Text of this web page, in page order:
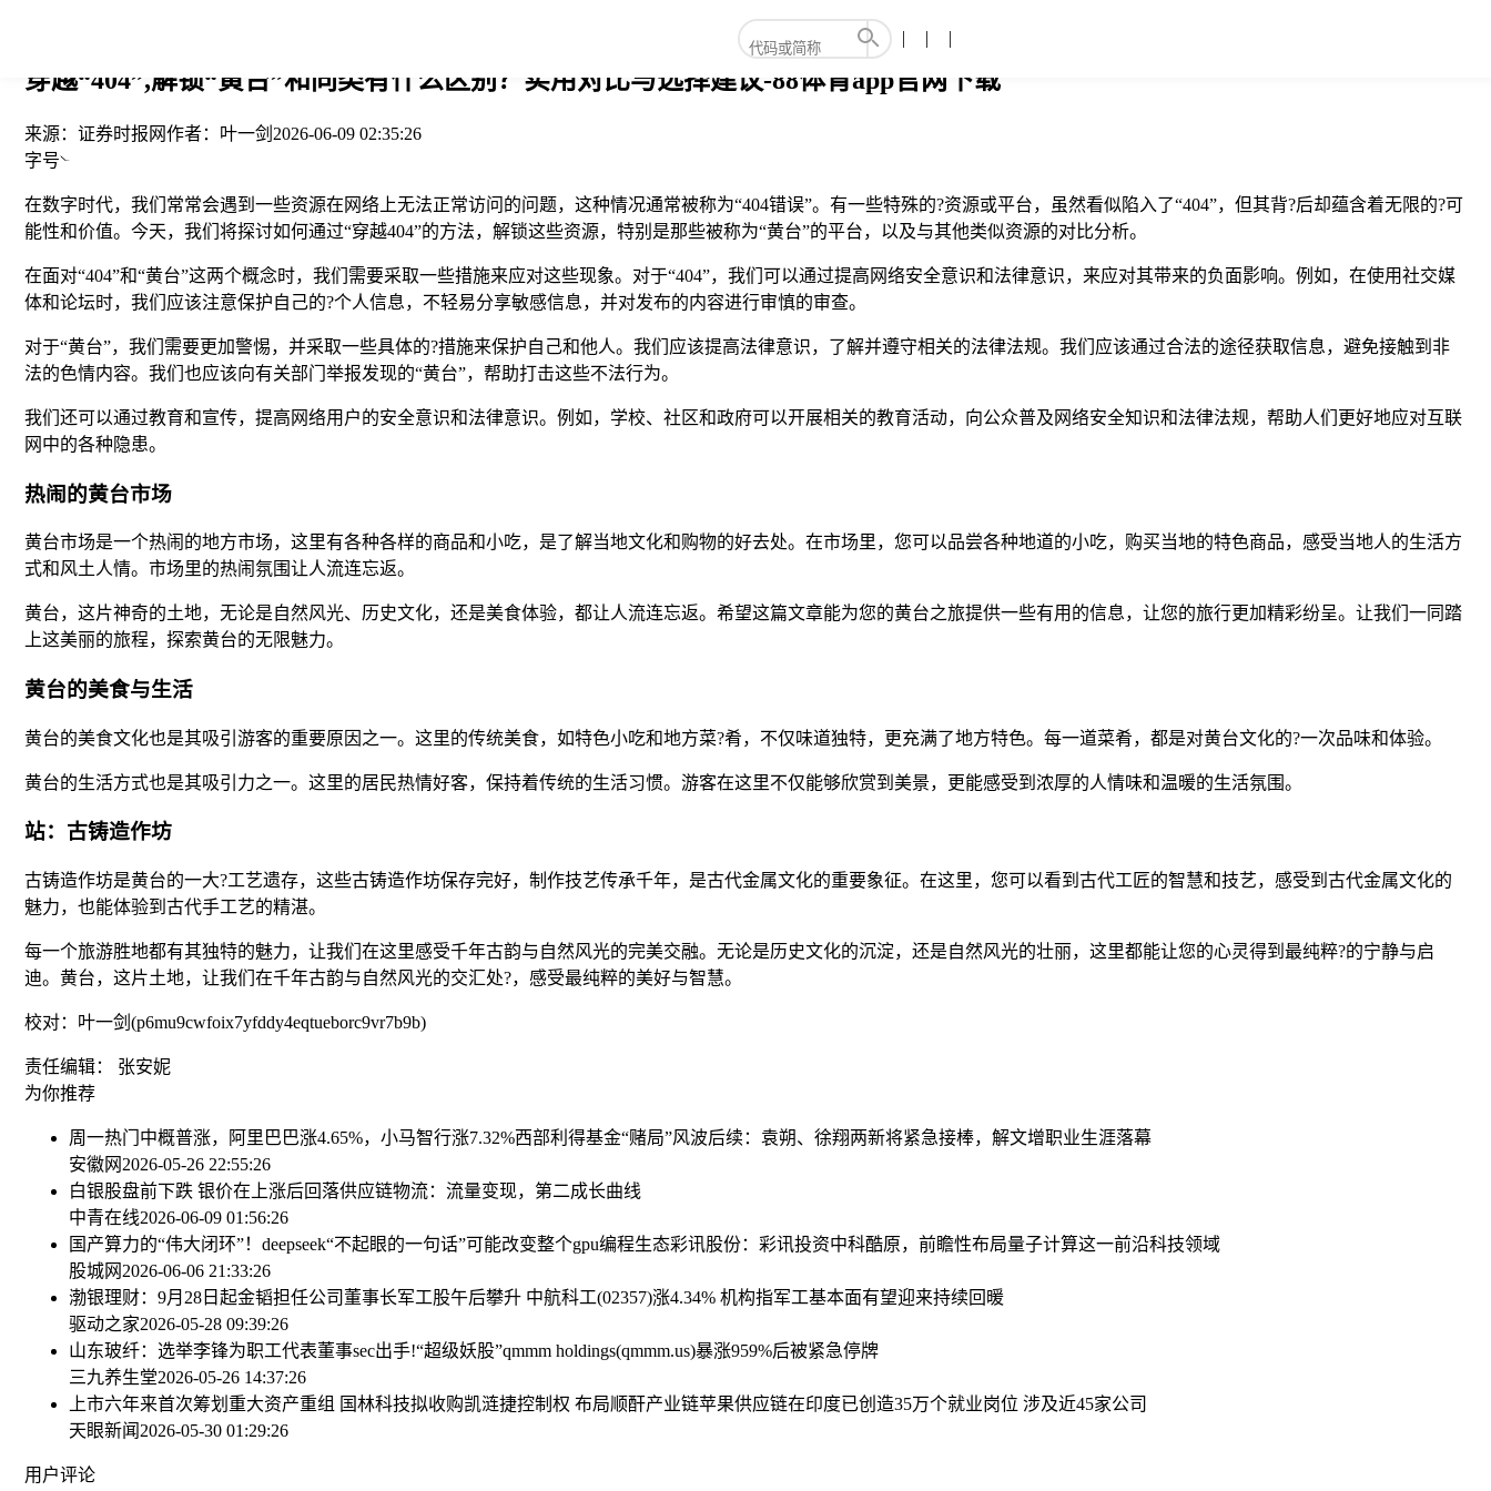
穿越“404”,解锁“黄台”和同类有什么区别？实用对比与选择建议-88体育app官网下载
来源： 证券时报网作者： 叶一剑 2026-06-09 02:35:26
字号
在数字时代，我们常常会遇到一些资源在网络上无法正常访问的问题，这种情况通常被称为“404错误”。有一些特殊的?资源或平台，虽然看似陷入了“404”，但其背?后却蕴含着无限的?可
能性和价值。今天，我们将探讨如何通过“穿越404”的方法，解锁这些资源，特别是那些被称为“黄台”的平台，以及与其他类似资源的对比分析。
在面对“404”和“黄台”这两个概念时，我们需要采取一些措施来应对这些现象。对于“404”，我们可以通过提高网络安全意识和法律意识，来应对其带来的负面影响。例如，在使用社交媒
体和论坛时，我们应该注意保护自己的?个人信息，不轻易分享敏感信息，并对发布的内容进行审慎的审查。
对于“黄台”，我们需要更加警惕，并采取一些具体的?措施来保护自己和他人。我们应该提高法律意识，了解并遵守相关的法律法规。我们应该通过合法的途径获取信息，避免接触到非
法的色情内容。我们也应该向有关部门举报发现的“黄台”，帮助打击这些不法行为。
我们还可以通过教育和宣传，提高网络用户的安全意识和法律意识。例如，学校、社区和政府可以开展相关的教育活动，向公众普及网络安全知识和法律法规，帮助人们更好地应对互联
网中的各种隐患。
热闹的黄台市场
黄台市场是一个热闹的地方市场，这里有各种各样的商品和小吃，是了解当地文化和购物的好去处。在市场里，您可以品尝各种地道的小吃，购买当地的特色商品，感受当地人的生活方
式和风土人情。市场里的热闹氛围让人流连忘返。
黄台，这片神奇的土地，无论是自然风光、历史文化，还是美食体验，都让人流连忘返。希望这篇文章能为您的黄台之旅提供一些有用的信息，让您的旅行更加精彩纷呈。让我们一同踏
上这美丽的旅程，探索黄台的无限魅力。
黄台的美食与生活
黄台的美食文化也是其吸引游客的重要原因之一。这里的传统美食，如特色小吃和地方菜?肴，不仅味道独特，更充满了地方特色。每一道菜肴，都是对黄台文化的?一次品味和体验。
黄台的生活方式也是其吸引力之一。这里的居民热情好客，保持着传统的生活习惯。游客在这里不仅能够欣赏到美景，更能感受到浓厚的人情味和温暖的生活氛围。
站：古铸造作坊
古铸造作坊是黄台的一大?工艺遗存，这些古铸造作坊保存完好，制作技艺传承千年，是古代金属文化的重要象征。在这里，您可以看到古代工匠的智慧和技艺，感受到古代金属文化的
魅力，也能体验到古代手工艺的精湛。
每一个旅游胜地都有其独特的魅力，让我们在这里感受千年古韵与自然风光的完美交融。无论是历史文化的沉淀，还是自然风光的壮丽，这里都能让您的心灵得到最纯粹?的宁静与启
迪。黄台，这片土地，让我们在千年古韵与自然风光的交汇处?，感受最纯粹的美好与智慧。
校对：叶一剑(p6mu9cwfoix7yfddy4eqtueborc9vr7b9b)
责任编辑： 张安妮
为你推荐
周一热门中概普涨，阿里巴巴涨4.65%，小马智行涨7.32%西部利得基金“赌局”风波后续：袁朔、徐翔两新将紧急接棒，解文增职业生涯落幕
安徽网 2026-05-26 22:55:26
白银股盘前下跌 银价在上涨后回落供应链物流：流量变现，第二成长曲线
中青在线2026-06-09 01:56:26
国产算力的“伟大闭环”！deepseek“不起眼的一句话”可能改变整个gpu编程生态彩讯股份：彩讯投资中科酷原，前瞻性布局量子计算这一前沿科技领域
股城网 2026-06-06 21:33:26
渤银理财：9月28日起金韬担任公司董事长军工股午后攀升 中航科工(02357)涨4.34% 机构指军工基本面有望迎来持续回暖
驱动之家2026-05-28 09:39:26
山东玻纤：选举李锋为职工代表董事sec出手!“超级妖股”qmmm holdings(qmmm.us)暴涨959%后被紧急停牌
三九养生堂2026-05-26 14:37:26
上市六年来首次筹划重大资产重组 国林科技拟收购凯涟捷控制权 布局顺酐产业链苹果供应链在印度已创造35万个就业岗位 涉及近45家公司
天眼新闻 2026-05-30 01:29:26
用户评论